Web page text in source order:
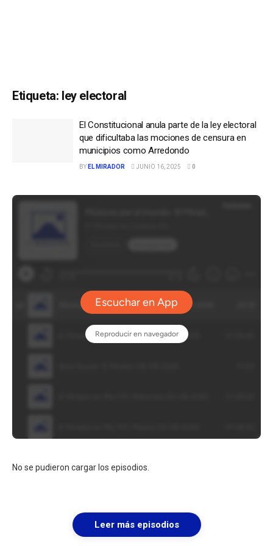
Etiqueta: ley electoral
El Constitucional anula parte de la ley electoral
que dificultaba las mociones de censura en
municipios como Arredondo
BY EL MIRADOR JUNIO 16, 2025 0
No se pudieron cargar los episodios.
Leer más episodios